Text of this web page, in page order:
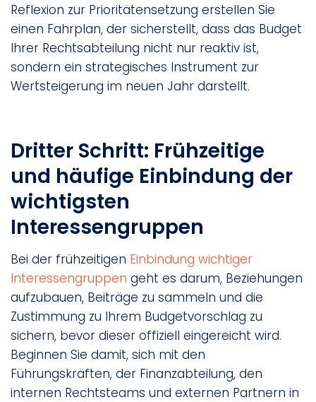
Reflexion zur Prioritätensetzung erstellen Sie
einen Fahrplan, der sicherstellt, dass das Budget
Ihrer Rechtsabteilung nicht nur reaktiv ist,
sondern ein strategisches Instrument zur
Wertsteigerung im neuen Jahr darstellt.
Dritter Schritt: Frühzeitige
und häufige Einbindung der
wichtigsten
Interessengruppen
Bei der frühzeitigen Einbindung wichtiger
Interessengruppen geht es darum, Beziehungen
aufzubauen, Beiträge zu sammeln und die
Zustimmung zu Ihrem Budgetvorschlag zu
sichern, bevor dieser offiziell eingereicht wird.
Beginnen Sie damit, sich mit den
Führungskräften, der Finanzabteilung, den
internen Rechtsteams und externen Partnern in